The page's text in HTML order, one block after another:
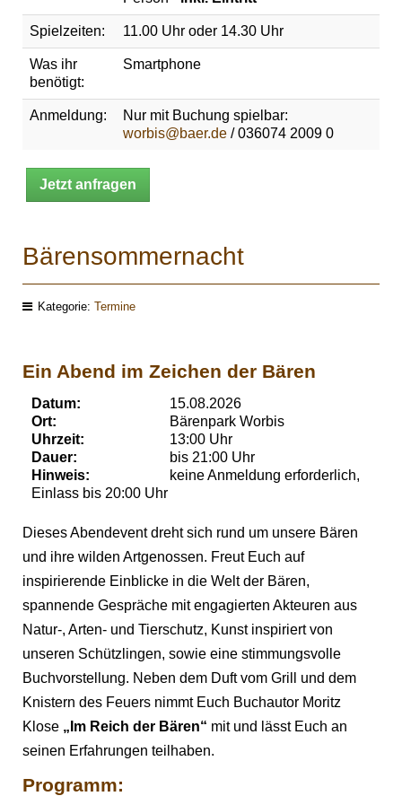
Spielzeiten: 11.00 Uhr oder 14.30 Uhr
Was ihr
benötigt:
Smartphone
Anmeldung:
Nur mit Buchung spielbar:
worbis@baer.de / 036074 2009 0
Jetzt anfragen
Bärensommernacht
Kategorie: Termine
Ein Abend im Zeichen der Bären
Datum:
15.08.2026
Ort:
Bärenpark Worbis
Uhrzeit:
13:00 Uhr
Dauer:
bis 21:00 Uhr
Hinweis:
keine Anmeldung erforderlich,
Einlass bis 20:00 Uhr
Dieses Abendevent dreht sich rund um unsere Bären
und ihre wilden Artgenossen. Freut Euch auf
inspirierende Einblicke in die Welt der Bären,
spannende Gespräche mit engagierten Akteuren aus
Natur-, Arten- und Tierschutz, Kunst inspiriert von
unseren Schützlingen, sowie eine stimmungsvolle
Buchvorstellung. Neben dem Duft vom Grill und dem
Knistern des Feuers nimmt Euch Buchautor Moritz
Klose „Im Reich der Bären“ mit und lässt Euch an
seinen Erfahrungen teilhaben.
Programm: